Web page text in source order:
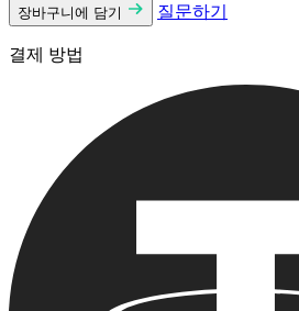
장바구니에 담기 질문하기
결제 방법